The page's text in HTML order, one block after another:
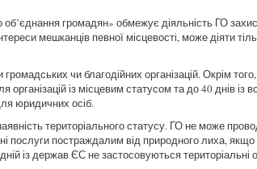
громадян» обмежує діяльність ГО
мешканців певної місцевості, може діяти
чи благодійних організацій. Окрім
із місцевим статусом та до 40 днів
юридичних осіб.
територіального статусу. ГО не може
послуги постраждалим від природного лиха,
із держав ЄС не застосовуються